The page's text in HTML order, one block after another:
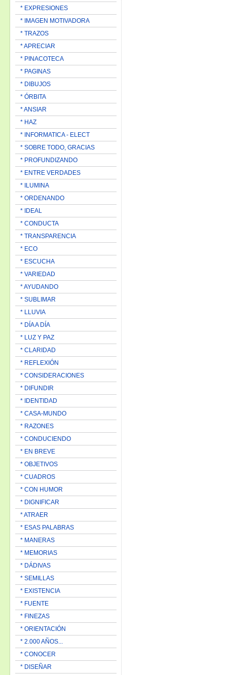
* EXPRESIONES
* IMAGEN MOTIVADORA
* TRAZOS
* APRECIAR
* PINACOTECA
* PAGINAS
* DIBUJOS
* ÓRBITA
* ANSIAR
* HAZ
* INFORMATICA - ELECT
* SOBRE TODO, GRACIAS
* PROFUNDIZANDO
* ENTRE VERDADES
* ILUMINA
* ORDENANDO
* IDEAL
* CONDUCTA
* TRANSPARENCIA
* ECO
* ESCUCHA
* VARIEDAD
* AYUDANDO
* SUBLIMAR
* LLUVIA
* DÍA A DÍA
* LUZ Y PAZ
* CLARIDAD
* REFLEXIÓN
* CONSIDERACIONES
* DIFUNDIR
* IDENTIDAD
* CASA-MUNDO
* RAZONES
* CONDUCIENDO
* EN BREVE
* OBJETIVOS
* CUADROS
* CON HUMOR
* DIGNIFICAR
* ATRAER
* ESAS PALABRAS
* MANERAS
* MEMORIAS
* DÁDIVAS
* SEMILLAS
* EXISTENCIA
* FUENTE
* FINEZAS
* ORIENTACIÓN
* 2.000 AÑOS...
* CONOCER
* DISEÑAR